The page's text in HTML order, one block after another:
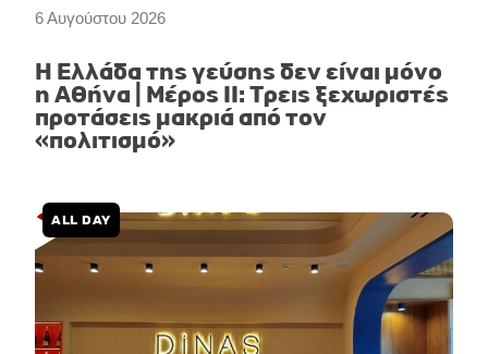
6 Αυγούστου 2026
Η Ελλάδα της γεύσης δεν είναι μόνο
η Αθήνα | Μέρος II: Τρεις ξεχωριστές
προτάσεις μακριά από τον
«πολιτισμό»
ALL DAY